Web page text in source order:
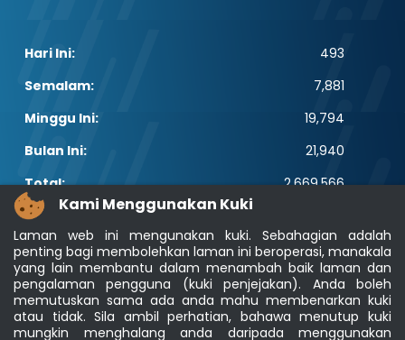
Hari Ini:
493
Semalam:
7,881
Minggu Ini:
19,794
Bulan Ini:
21,940
Total:
2,669,566
PAUTAN POPULAR
Elektroteknikal, ICT dan Pembinaan
Other Notification Search
Regular Notification Search
Notification Subscription
Pengurusan Perniagaan dan Keselamatan
Kami Menggunakan Kuki
Laman web ini mengunakan kuki. Sebahagian adalah
penting bagi membolehkan laman ini beroperasi, manakala
yang lain membantu dalam menambah baik laman dan
pengalaman pengguna (kuki penjejakan). Anda boleh
memutuskan sama ada anda mahu membenarkan kuki
atau tidak. Sila ambil perhatian, bahawa menutup kuki
mungkin menghalang anda daripada menggunakan